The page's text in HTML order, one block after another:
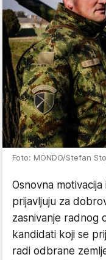
Foto: MONDO/Stefan
Osnovna
prijavljuju za
zasnivanje radnog
kandidati koji se
radi odbrane